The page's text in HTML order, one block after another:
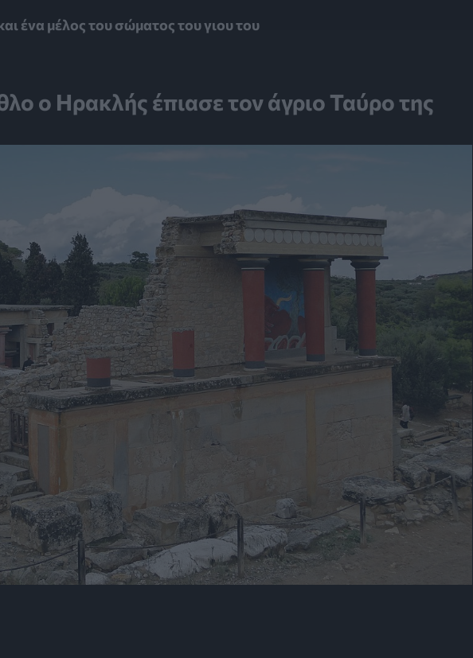
ένα μέλος του σώματος του γιου του
ο Ηρακλής έπιασε τον άγριο Ταύρο της